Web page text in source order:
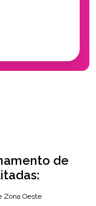
de
Zona Oeste